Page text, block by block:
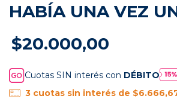
HABÍA UNA VEZ
$20.000,00
Cuotas SIN interés con DÉBITO
3 cuotas sin interés de